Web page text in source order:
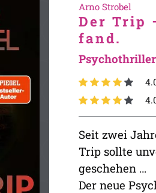
Arno Strobel
Der Trip
fand.
Psychothriller
Seit zwei
Trip sollte
geschehen …
Der neue